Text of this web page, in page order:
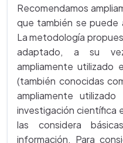
Recomendamos
que también se puede
La metodología
adaptado, a su
ampliamente utilizado
(también conocidas
ampliamente
investigación científica
las considera
información. Para